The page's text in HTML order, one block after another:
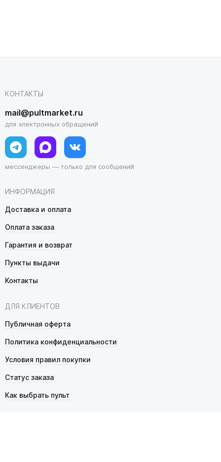
ИНФОРМАЦИЯ
Доставка и оплата
Оплата заказа
Гарантия и возврат
Пункты выдачи
Контакты
ДЛЯ КЛИЕНТОВ
Публичная оферта
Политика конфиденциальности
Условия правил покупки
Статус заказа
Как выбрать пульт
КОНТАКТЫ
mail@pultmarket.ru
для электронных обращений
мессенджеры — только для сообщений